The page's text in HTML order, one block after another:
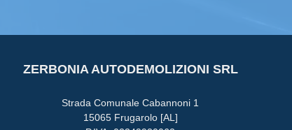
ZERBONIA AUTODEMOLIZIONI SRL
Strada Comunale Cabannoni 1
15065 Frugarolo [AL]